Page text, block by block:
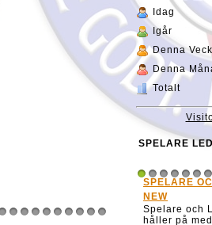
JACOB JACKE BLOMQVIST
Idag
Igår
Denna
Denna
Totalt
SPELARE
1 2 3 4 5 6 7
SPELARE
NEW
Spelare och
håller på med